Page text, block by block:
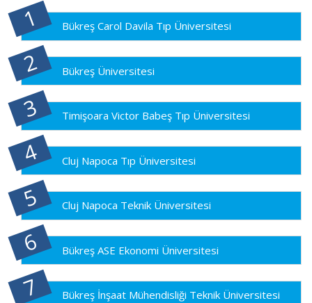
Bükreş Carol Davila Tıp Üniversitesi
Bükreş Üniversitesi
Timişoara Victor Babeş Tıp Üniversitesi
Cluj Napoca Tıp Üniversitesi
Cluj Napoca Teknik Üniversitesi
Bükreş ASE Ekonomi Üniversitesi
Bükreş İnşaat Mühendisliği Teknik Üniversitesi